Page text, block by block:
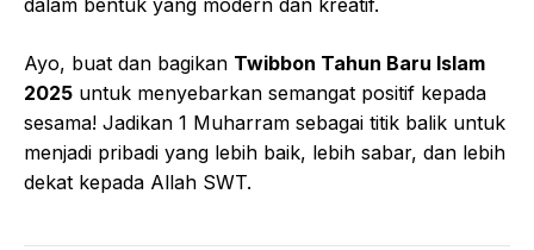
Ayo, buat dan bagikan Twibbon Tahun Baru Islam
2025 untuk menyebarkan semangat positif kepada
sesama! Jadikan 1 Muharram sebagai titik balik untuk
menjadi pribadi yang lebih baik, lebih sabar, dan lebih
dekat kepada Allah SWT.